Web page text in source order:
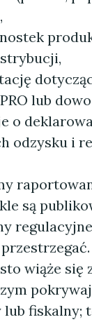
lub
o
odzysku i
są
wiąże się
lub fiskalny;